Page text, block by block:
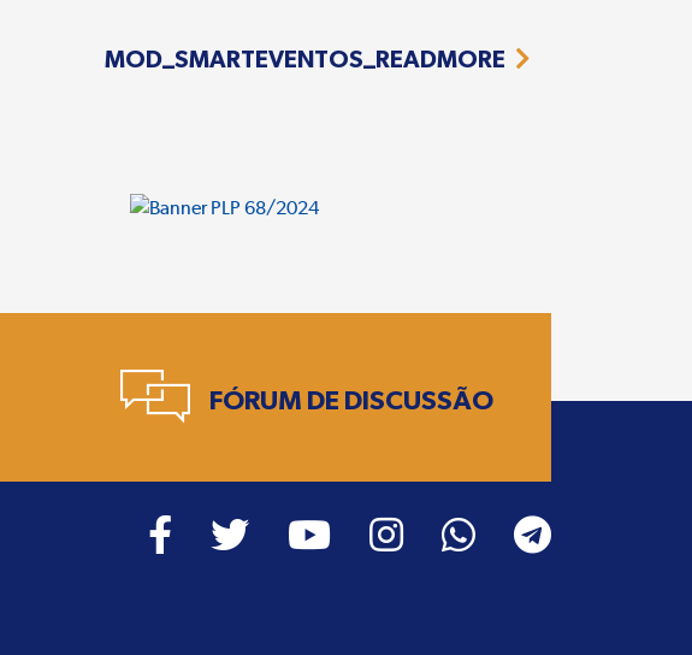
MOD_SMARTEVENTOS_READMORE
FÓRUM DE DISCUSSÃO